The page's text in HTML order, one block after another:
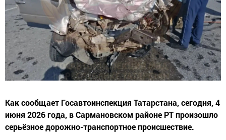
Как сообщает Госавтоинспекция Татарстана, сегодня, 4
июня 2026 года, в Сармановском районе РТ произошло
серьёзное дорожно-транспортное происшествие.